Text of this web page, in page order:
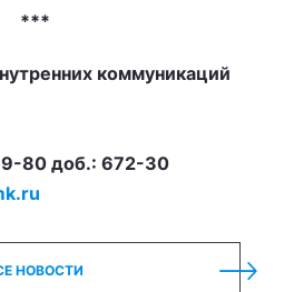
***
коммуникаций
80 доб.: 672-30
НОВОСТИ